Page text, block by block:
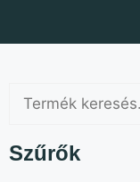
Szűrők